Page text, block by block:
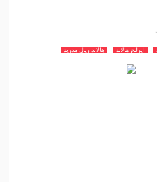
ايرلنج هالاند هالاند ريال مدريد